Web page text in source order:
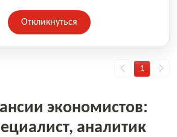
Откликнуться
1
экономистов:
аналитик